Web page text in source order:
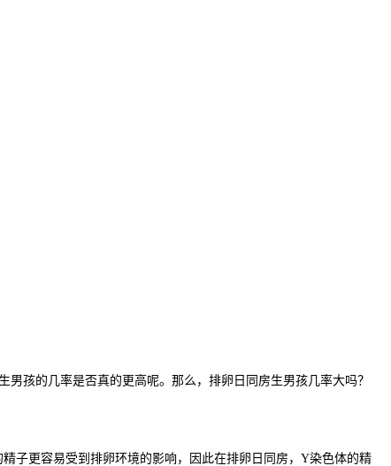
孩的几率是否真的更高呢。那么，排卵日同房生男孩几率大吗？
更容易受到排卵环境的影响，因此在排卵日同房，Y染色体的精